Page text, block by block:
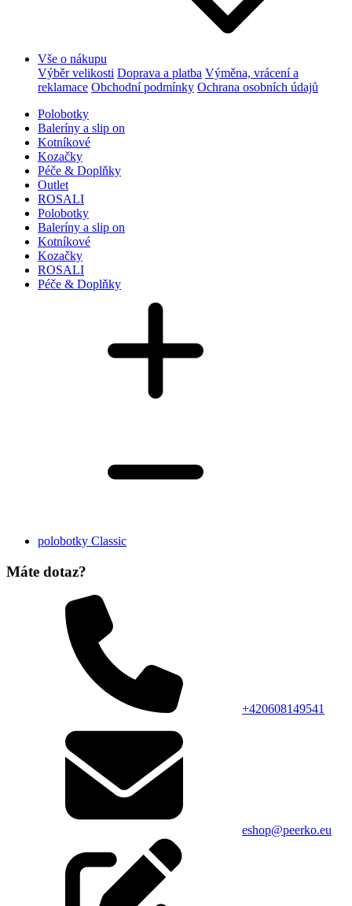
Vše o nákupu
Výběr velikosti Doprava a platba Výměna, vrácení a
reklamace Obchodní podmínky Ochrana osobních údajů
Polobotky
Baleríny a slip on
Kotníkové
Kozačky
Péče & Doplňky
Outlet
ROSALI
Polobotky
Baleríny a slip on
Kotníkové
Kozačky
ROSALI
Péče & Doplňky
polobotky Classic
Máte dotaz?
+420608149541
eshop@peerko.eu